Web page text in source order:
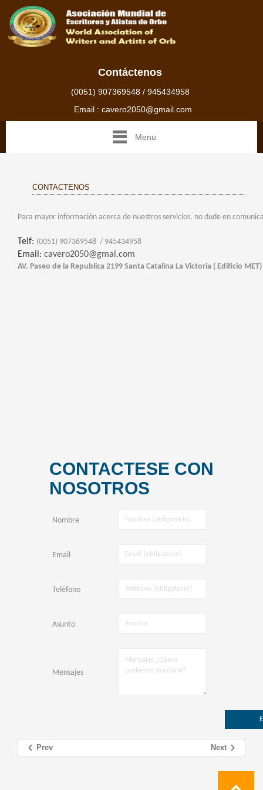
Contáctenos
(0051) 907369548 / 945434958
Email : cavero2050@gmail.com
Menu
CONTACTENOS
Para mayor información acerca de nuestros servicios, no dude en
Telf: (0051) 907369548 / 945434958
Email: cavero2050@gmal.com
AV. Paseo de la Republica 2199 Santa Catalina La Victoria ( Edificio
CONTACTESE CON
NOSOTROS
Nombre
Email
Teléfono
Asunto
Mensajes
Prev Next